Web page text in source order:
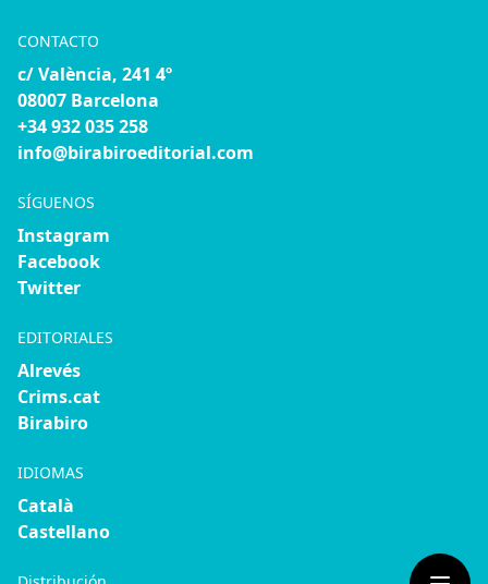
CONTACTO
c/ València, 241 4º
08007 Barcelona
+34 932 035 258
info@birabiroeditorial.com
SÍGUENOS
Instagram
Facebook
Twitter
EDITORIALES
Alrevés
Crims.cat
Birabiro
IDIOMAS
Català
Castellano